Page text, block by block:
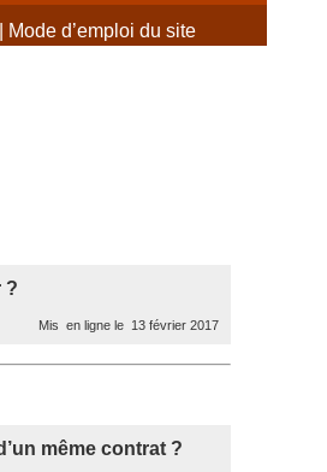
Mode d’emploi du site
?
Mis en ligne le 13 février 2017
même contrat ?